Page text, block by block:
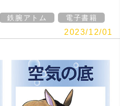
鉄腕アトム 電子書籍
2023/12/01